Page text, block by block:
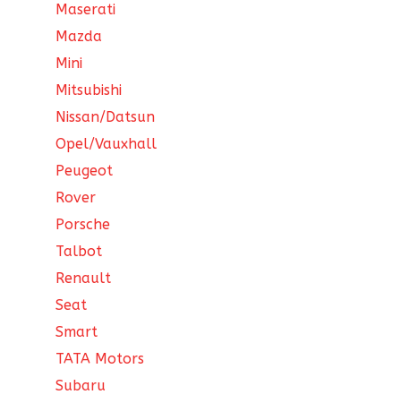
Maserati
Mazda
Mini
Mitsubishi
Nissan/Datsun
Opel/Vauxhall
Peugeot
Rover
Porsche
Talbot
Renault
Seat
Smart
TATA Motors
Subaru